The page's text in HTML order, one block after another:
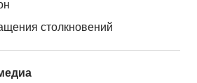
столкновений